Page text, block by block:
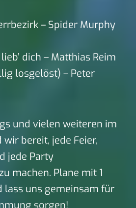
– Spider Murphy
dich – Matthias Reim
losgelöst) – Peter
und vielen weiteren im
bereit, jede Feier,
jede Party
machen. Plane mit 1
lass uns gemeinsam für